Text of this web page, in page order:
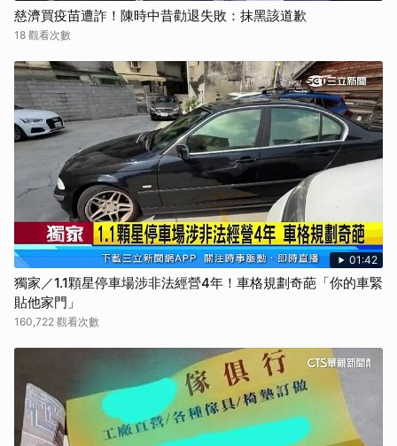
慈濟買疫苗遭詐！陳時中昔勸退失敗：抹黑該道歉
18 觀看次數
01:42
獨家／1.1顆星停車場涉非法經營4年！車格規劃奇葩「你的車緊
貼他家門」
160,722 觀看次數